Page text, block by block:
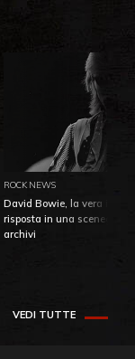
ROCK NEWS
David Bowie, la vera
risposta in una
archivi
VEDI TUTTE